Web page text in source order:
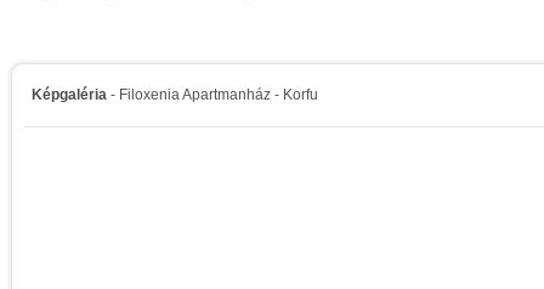
Képgaléria - Filoxenia Apartmanház - Korfu